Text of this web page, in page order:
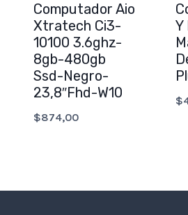
Computador Aio
Xtratech Ci3-
10100 3.6ghz-
8gb-480gb
Ssd-Negro-
23,8″Fhd-W10
$874,00
Y
$